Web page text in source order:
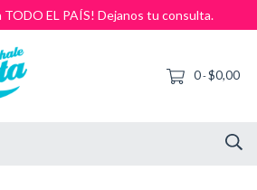
TODO EL PAÍS! Dejanos tu consulta.
0-$0,00